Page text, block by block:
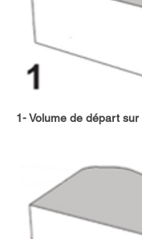
1- Volume de départ